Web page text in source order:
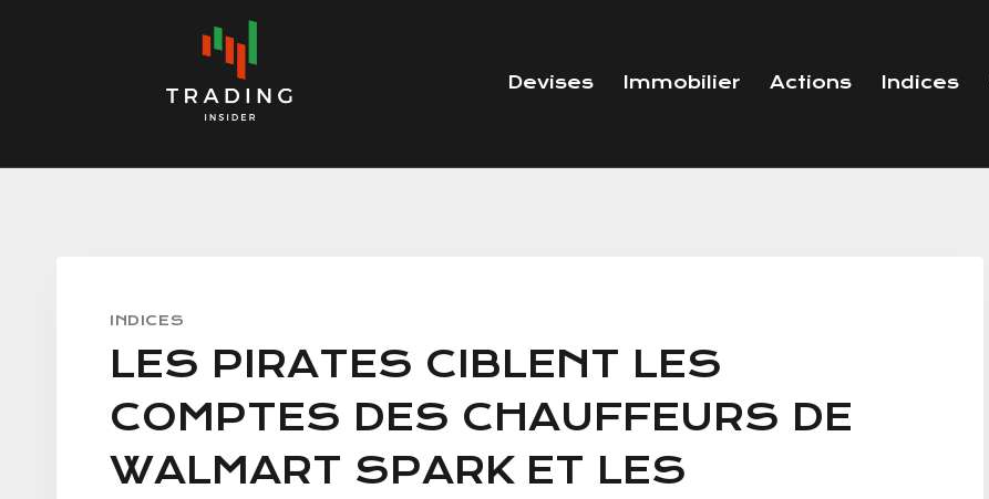
Devises Immobilier Actions Indices
INDICES
LES PIRATES CIBLENT LES
COMPTES DES CHAUFFEURS DE
WALMART SPARK ET LES